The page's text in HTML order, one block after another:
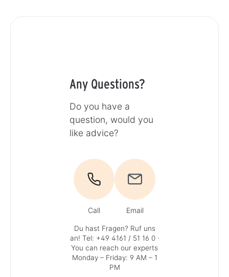
Any Questions?
Do you have a
question, would you
like advice?
Call Email
Du hast Fragen? Ruf uns
an! Tel: +49 4161 / 51 16 0·
You can reach our experts
Monday – Friday: 9 AM – 1
PM